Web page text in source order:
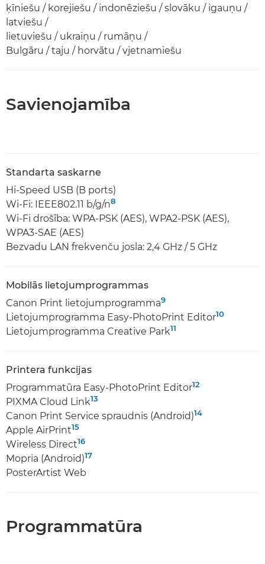
ķīniešu / korejiešu / indonēziešu / slovāku / igauņu /
latviešu /
lietuviešu / ukraiņu / rumāņu /
Bulgāru / taju / horvātu / vjetnamiešu
Savienojamība
Standarta saskarne
Hi-Speed USB (B ports)
Wi-Fi: IEEE802.11 b/g/n8
Wi-Fi drošība: WPA-PSK (AES), WPA2-PSK (AES),
WPA3-SAE (AES)
Bezvadu LAN frekvenču josla: 2,4 GHz / 5 GHz
Mobilās lietojumprogrammas
Canon Print lietojumprogramma9
Lietojumprogramma Easy-PhotoPrint Editor10
Lietojumprogramma Creative Park11
Printera funkcijas
Programmatūra Easy-PhotoPrint Editor12
PIXMA Cloud Link13
Canon Print Service spraudnis (Android)14
Apple AirPrint15
Wireless Direct16
Mopria (Android)17
PosterArtist Web
Programmatūra